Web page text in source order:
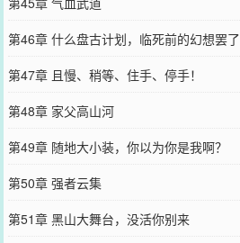
第46章 什么盘古计划，临死前的幻想罢了
第47章 且慢、稍等、住手、停手！
第48章 家父高山河
第49章 随地大小装，你以为你是我啊？
第50章 强者云集
第51章 黑山大舞台，没活你别来